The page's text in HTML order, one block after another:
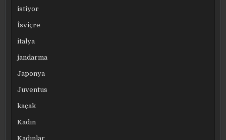
istiyor
İsviçre
italya
jandarma
Japonya
Juventus
kaçak
Kadın
Kadınlar